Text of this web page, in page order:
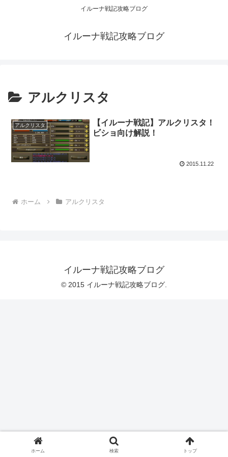
イルーナ戦記攻略ブログ
イルーナ戦記攻略ブログ
アルクリスタ
アルクリスタ
【イルーナ戦記】アルクリスタ！
ビショ向け解説！
2015.11.22
ホーム アルクリスタ
イルーナ戦記攻略ブログ
© 2015 イルーナ戦記攻略ブログ.
ホーム 検索 トップ